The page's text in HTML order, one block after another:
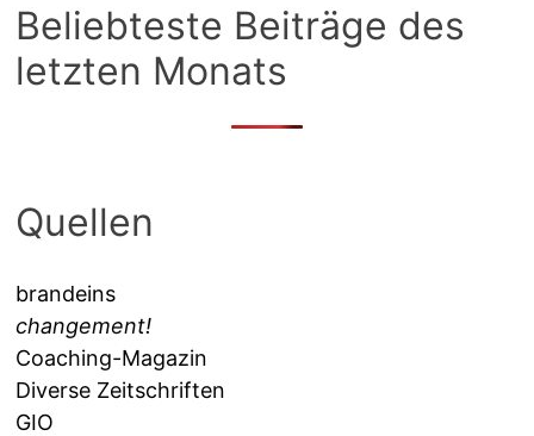
Beliebteste Beiträge des
letzten Monats
Quellen
brandeins
changement!
Coaching-Magazin
Diverse Zeitschriften
GIO